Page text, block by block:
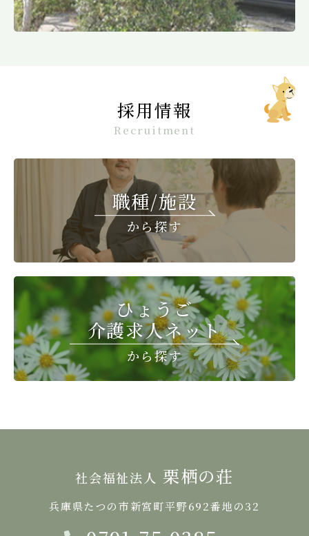
採用情報
Recruitment
職種/施設
から探す
ひょうご
介護求人ネット
から探す
社会福祉法人 栗栖の荘
兵庫県たつの市新宮町平野692番地の32